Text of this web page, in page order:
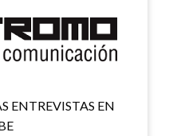
ENTREVISTAS EN